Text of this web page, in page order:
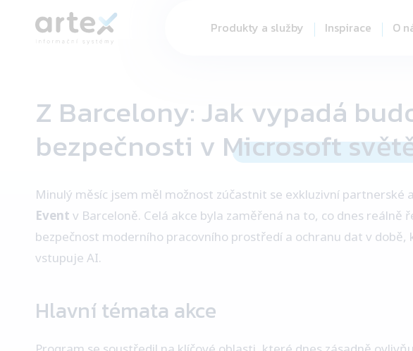
Produkty a služby Inspirace O
Z Barcelony: Jak vypadá
bezpečnosti v Microsoft
Minulý měsíc jsem měl možnost zúčastnit se exkluzivní partnerské
Event v Barceloně. Celá akce byla zaměřená na to, co dnes reálně
bezpečnost moderního pracovního prostředí a ochranu dat v době,
vstupuje AI.
Hlavní témata akce